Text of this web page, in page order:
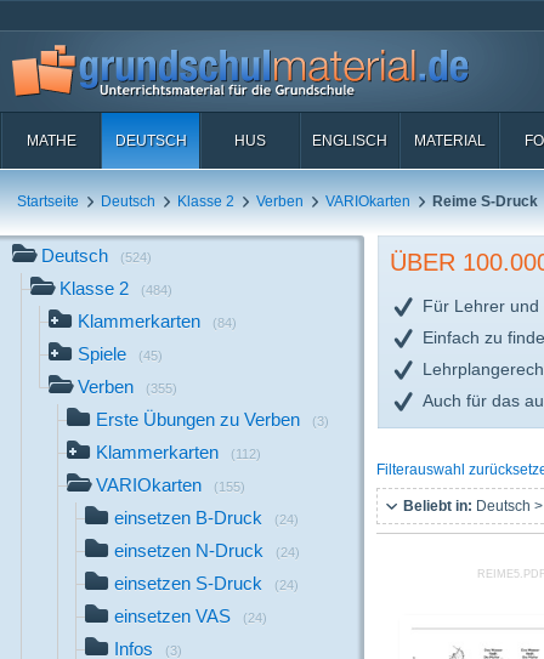
MATHE DEUTSCH HUS ENGLISCH MATERIAL
Startseite Deutsch Klasse 2 Verben VARIOkarten Reime S-Druck
Deutsch (524)
Klasse 2 (484)
Klammerkarten (84)
Spiele (45)
Verben (355)
Erste Übungen zu Verben (3)
Klammerkarten (112)
VARIOkarten (155)
einsetzen B-Druck (24)
einsetzen N-Druck (24)
einsetzen S-Druck (24)
einsetzen VAS (24)
Infos (3)
ÜBER
Für Lehrer und
Einfach zu
Auch für das
Filterauswahl
Beliebt in: Deutsch